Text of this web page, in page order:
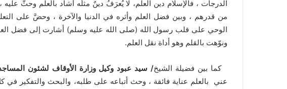
الدرجات ، فالإسلام دين العلم، لا يُعرَفُ دينٌ مثلُه أشاد بالعلم وحثَّ
من قدرهم ، وبين فضل العلم وأثره في الدنيا والآخرة ، وحضَّ على
الوحي على قلب رسول الله (صلى الله عليه وسلم) أشارت إلى فضل
ونوّهت بالقلم وهو أداة نقل العلم.
كما بين فضيلة الشيخ/ سيد عبود وكيل وزارة الأوقاف لشئون
عني بالعلم عناية فائقة ، وحث أتباعه على طلبه، والبحث والتفكير